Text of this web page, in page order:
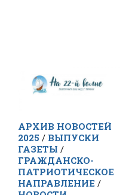
АРХИВ НОВОСТЕЙ
2025 / ВЫПУСКИ
ГАЗЕТЫ /
ГРАЖДАНСКО-
ПАТРИОТИЧЕСКОЕ
НАПРАВЛЕНИЕ /